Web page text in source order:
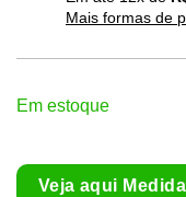
Mais formas de
Em estoque
Veja aqui